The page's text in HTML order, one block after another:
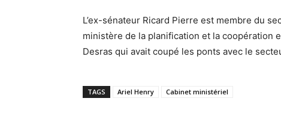
L’ex-sénateur Ricard Pierre est membre du
ministère de la planification et la coopération
Desras qui avait coupé les ponts avec le
TAGS Ariel Henry Cabinet ministériel